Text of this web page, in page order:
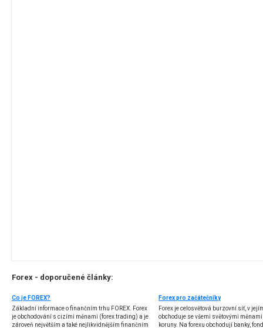
Forex - doporučené články:
Co je FOREX?
Základní informace o finančním trhu FOREX. Forex
je obchodování s cizími měnami (forex trading) a je
zároveň největším a také nejlikvidnějším finančním
Forex pro začátečníky
Forex je celosvětová burzovní síť, v
obchoduje se všemi světovými
koruny. Na forexu obchodují banky,